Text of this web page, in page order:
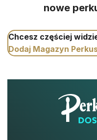
nowe
Chcesz częściej
Dodaj Magazyn